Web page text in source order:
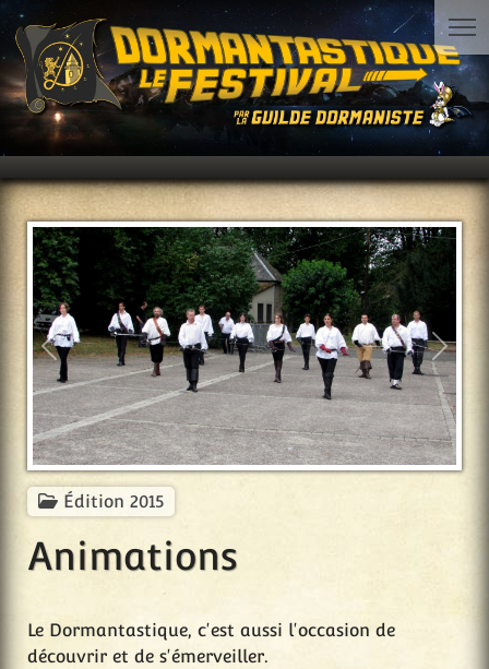
Précédent
Édition 2015
Animations
Le Dormantastique, c'est aussi l'occasion de
découvrir et de s'émerveiller.